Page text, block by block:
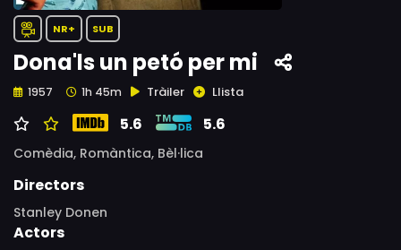
NR+ SUB
Dona'ls un petó per mi
1957 1h 45m Tràiler Llista
5.6 5.6
Comèdia, Romàntica, Bèl·lica
Directors
Stanley Donen
Actors